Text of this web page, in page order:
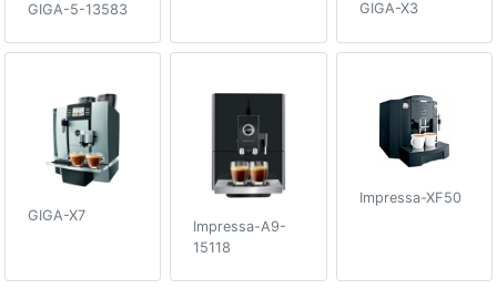
GIGA-5-13583 GIGA-X3
GIGA-X7
Impressa-A9-
15118
Impressa-XF50